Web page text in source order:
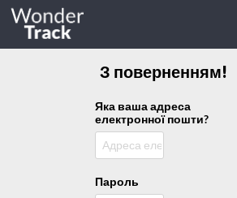
З поверненням!
Яка ваша адреса
електронної пошти?
Пароль